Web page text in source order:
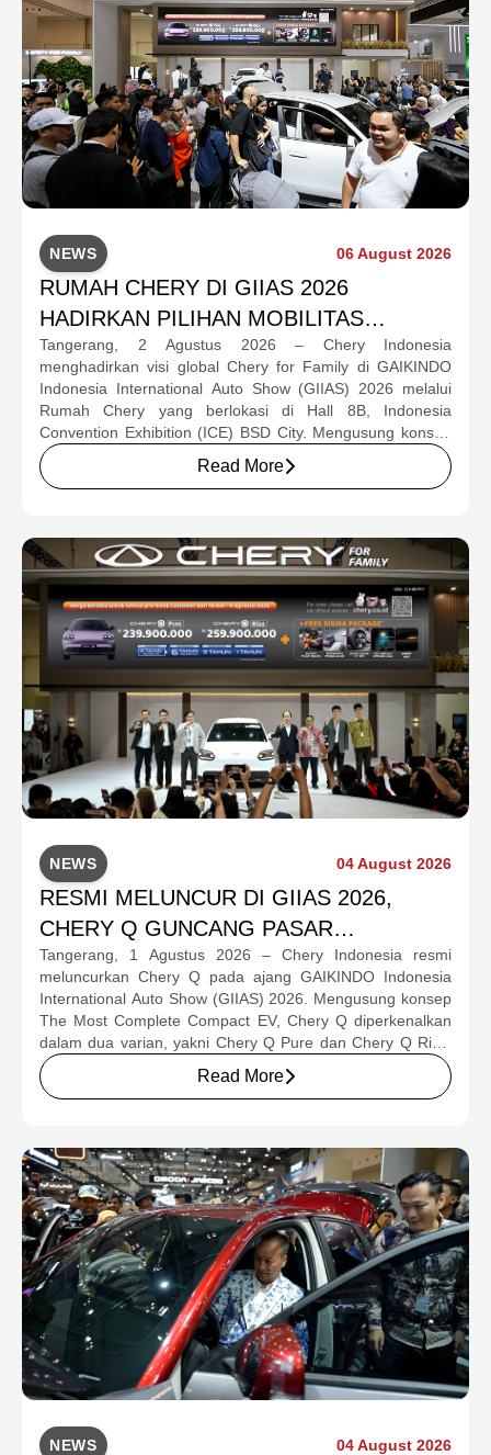
NEWS 06 August 2026
RUMAH CHERY DI GIIAS 2026
HADIRKAN PILIHAN MOBILITAS
LENGKAP DAN PROGRAM APRESIASI
KONSUMEN BERNILAI HAMPIR RP1
MILIAR
Tangerang, 2 Agustus 2026 – Chery Indonesia
menghadirkan visi global Chery for Family di GAIKINDO
Indonesia International Auto Show (GIIAS) 2026 melalui
Rumah Chery yang berlokasi di Hall 8B, Indonesia
Convention Exhibition (ICE) BSD City. Mengusung konsep
rumah yang hangat dan inklusif, Chery menghadirkan
pengalaman menyeluruh bagi keluarga Indonesia melalui
program apresiasi untuk konsumen.
Read More
NEWS 04 August 2026
RESMI MELUNCUR DI GIIAS 2026,
CHERY Q GUNCANG PASAR
OTOMOTIF MELALUI HARGA SPESIAL
MULAI RP239,9 JUTA
Tangerang, 1 Agustus 2026 – Chery Indonesia resmi
meluncurkan Chery Q pada ajang GAIKINDO Indonesia
International Auto Show (GIIAS) 2026. Mengusung konsep
The Most Complete Compact EV, Chery Q diperkenalkan
dalam dua varian, yakni Chery Q Pure dan Chery Q Rizz,
untuk mengakomodasi kebutuhan mobilitas serta
preferensi konsumen yang berbeda.
Read More
NEWS 04 August 2026